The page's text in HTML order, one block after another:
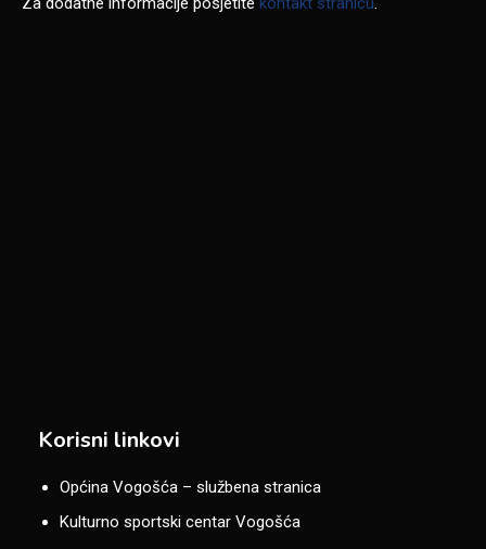
Korisni linkovi
Općina Vogošća – službena stranica
Kulturno sportski centar Vogošća